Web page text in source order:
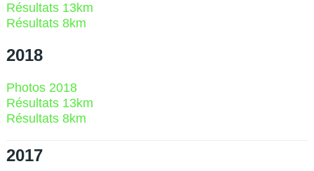
Résultats 13km
Résultats 8km
2018
Photos 2018
Résultats 13km
Résultats 8km
2017